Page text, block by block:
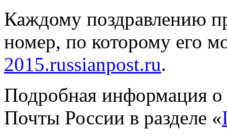
Каждому поздравлению
номер, по которому его
2015.russianpost.ru.
Подробная информация о
Почты России в разделе «